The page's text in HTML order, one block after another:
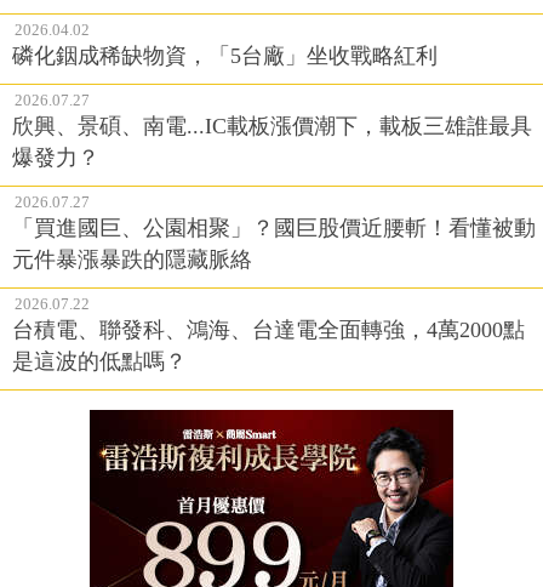
2026.04.02
磷化銦成稀缺物資，「5台廠」坐收戰略紅利
2026.07.27
欣興、景碩、南電...IC載板漲價潮下，載板三雄誰最具
爆發力？
2026.07.27
「買進國巨、公園相聚」？國巨股價近腰斬！看懂被動
元件暴漲暴跌的隱藏脈絡
2026.07.22
台積電、聯發科、鴻海、台達電全面轉強，4萬2000點
是這波的低點嗎？